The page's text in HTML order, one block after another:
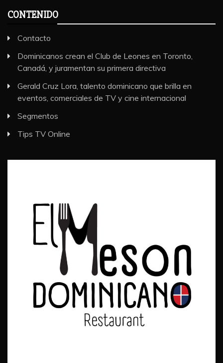
CONTENIDO
Contacto
Dominicanos crean el Club de Leones en Toronto,
Canadá, y juramentan su primera directiva
Gerald Cruz Lora, talento dominicano que brilla en
eventos, comerciales de TV y cine internacional
Segmentos
Tips TV Online